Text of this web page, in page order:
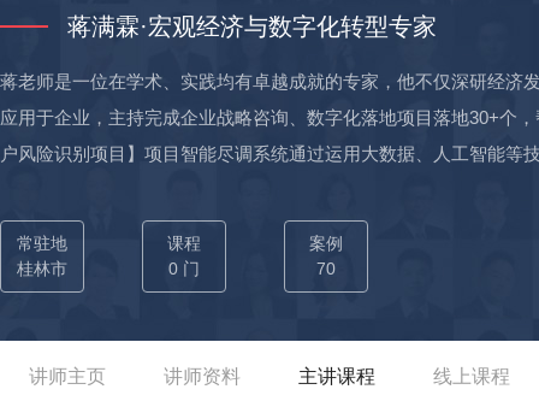
蒋满霖·宏观经济与数字化转型专家
蒋老师是一位在学术、实践均有卓越成就的专家，他不仅深研经济
应用于企业，主持完成企业战略咨询、数字化落地项目落地30+个
户风险识别项目】项目智能尽调系统通过运用大数据、人工智能
计 成果：帮助银行降本增效，实现利润增长12% 03-【桂林市穿山
上、线下和社交三维的营销体系 成果：使得企业在2021-2023年
业）全流程重构项目】从全产业链构建了企业的流程，使得企业获
果：企业在2023年获广西壮族自治区地方金融监督管理局“广西壮
常驻地
桂林市
课程
0 门
案例
70
讲师主页 讲师资料 主讲课程 线上课程